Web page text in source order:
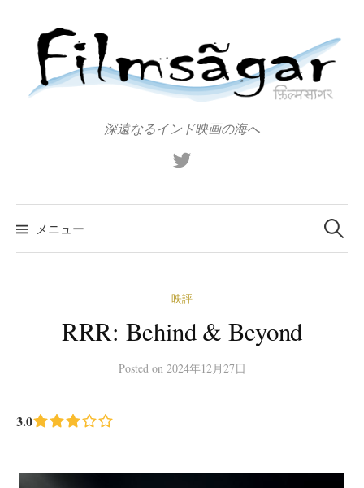
プ
深遠なるインド映画の海へ
メニュー
検
索:
映評
RRR: Behind & Beyond
Posted on 2024年12月27日
3.0